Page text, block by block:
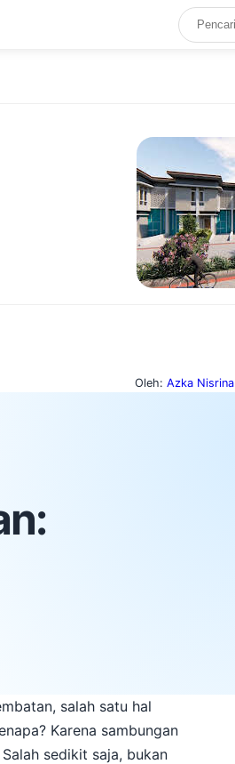
Oleh: Azka Nisrina
salah satu hal
Karena sambungan
sedikit saja, bukan